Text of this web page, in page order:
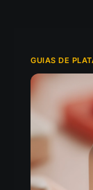
GUIAS DE